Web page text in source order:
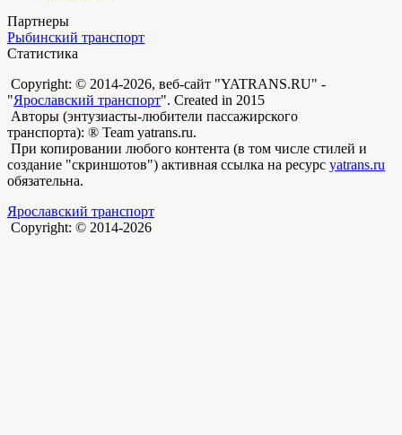
Партнеры
Рыбинский транспорт
Статистика
Copyright: © 2014-2026, веб-сайт "YATRANS.RU" -
"Ярославский транспорт". Created in 2015
Авторы (энтузиасты-любители пассажирского
транспорта): ® Team yatrans.ru.
При копировании любого контента (в том числе стилей и
создание "скриншотов") активная ссылка на ресурс yatrans.ru
обязательна.
Ярославский транспорт
Copyright: © 2014-2026